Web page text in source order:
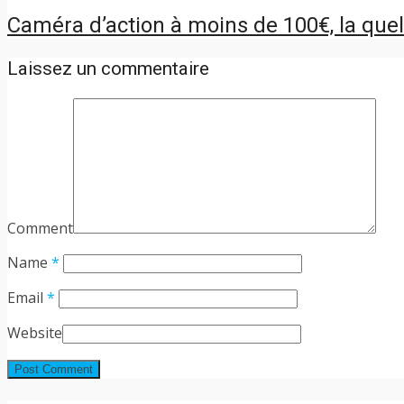
Caméra d’action à moins de 100€, la
Laissez un commentaire
Comment
Name *
Email *
Website